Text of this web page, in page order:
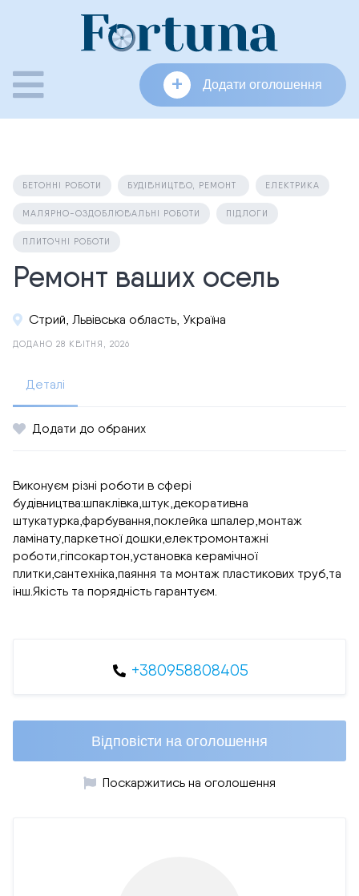
+ Додати оголошення
БЕТОННІ РОБОТИ БУДІВНИЦТВО, РЕМОНТ ЕЛЕКТРИКА
МАЛЯРНО-ОЗДОБЛЮВАЛЬНІ РОБОТИ ПІДЛОГИ
ПЛИТОЧНІ РОБОТИ
Ремонт ваших осель
Стрий, Львівська область, Україна
ДОДАНО 28 КВІТНЯ, 2026
Деталі
Додати до обраних
Виконуєм різні роботи в сфері
будівництва:шпаклівка,штук,декоративна
штукатурка,фарбування,поклейка шпалер,монтаж
ламінату,паркетної дошки,електромонтажні
роботи,гіпсокартон,установка керамічної
плитки,сантехніка,паяння та монтаж пластикових труб,та
інш.Якість та порядність гарантуєм.
+380958808405
Відповісти на оголошення
Поскаржитись на оголошення